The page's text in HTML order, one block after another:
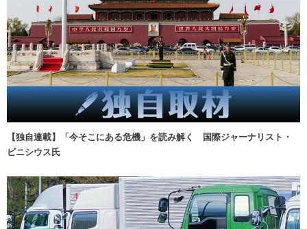
【独自連載】「今そこにある危機」を読み解く 国際ジャーナリスト・
ビニシウス氏